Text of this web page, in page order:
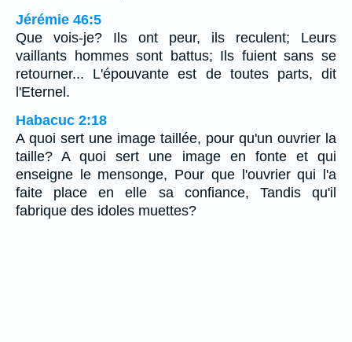
Jérémie 46:5
Que vois-je? Ils ont peur, ils reculent; Leurs
vaillants hommes sont battus; Ils fuient sans se
retourner... L'épouvante est de toutes parts, dit
l'Eternel.
Habacuc 2:18
A quoi sert une image taillée, pour qu'un ouvrier la
taille? A quoi sert une image en fonte et qui
enseigne le mensonge, Pour que l'ouvrier qui l'a
faite place en elle sa confiance, Tandis qu'il
fabrique des idoles muettes?